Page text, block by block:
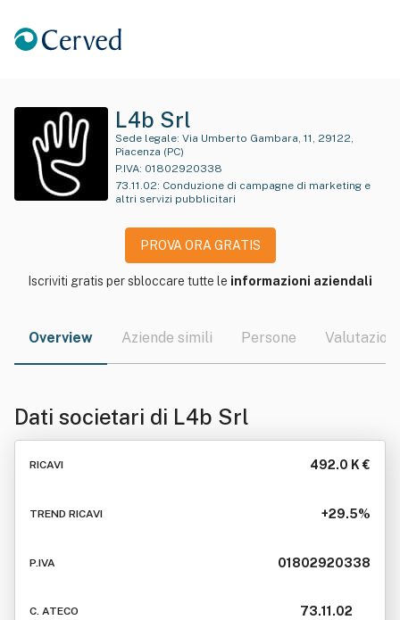
L4b Srl
Sede legale:
Piacenza (PC)
P.IVA: 01802920338
73.11.02: Conduzione di campagne di marketing e
altri servizi pubblicitari
PROVA ORA GRATIS
Iscriviti gratis per sbloccare tutte le informazioni aziendali
Overview Aziende simili Persone Valutazioni
Dati societari di L4b Srl
RICAVI 492.0 K €
TREND RICAVI +29.5%
P.IVA 01802920338
C. ATECO 73.11.02